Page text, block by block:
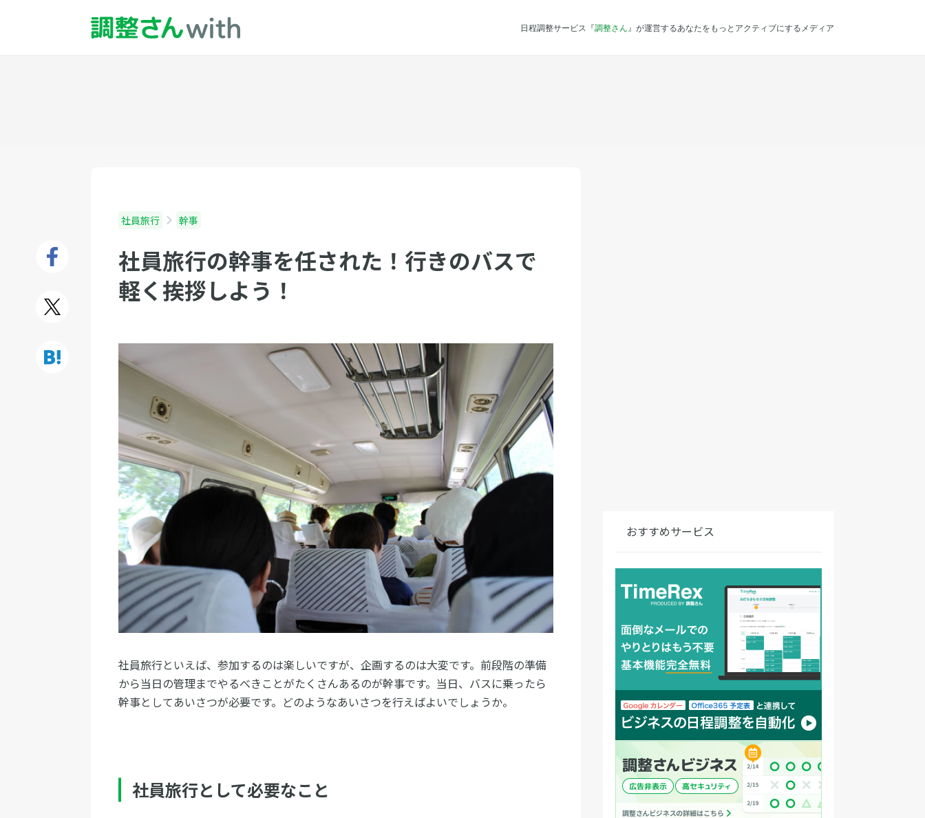
日程調整サービス『調整さん 』が運営するあなたをもっとアクティブにするメディア
社員旅行 幹事
社員旅行の幹事を任された！行きのバスで
軽く挨拶しよう！
社員旅行といえば、参加するのは楽しいですが、企画するのは大変です。前段階の準備
から当日の管理までやるべきことがたくさんあるのが幹事です。当日、バスに乗ったら
幹事としてあいさつが必要です。どのようなあいさつを行えばよいでしょうか。
社員旅行として必要なこと
おすすめサービス